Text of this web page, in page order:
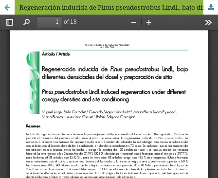
Regeneración inducida de Pinus pseudostrobus Lindl., bajo diferentes densidades del dosel y preparación de sitio